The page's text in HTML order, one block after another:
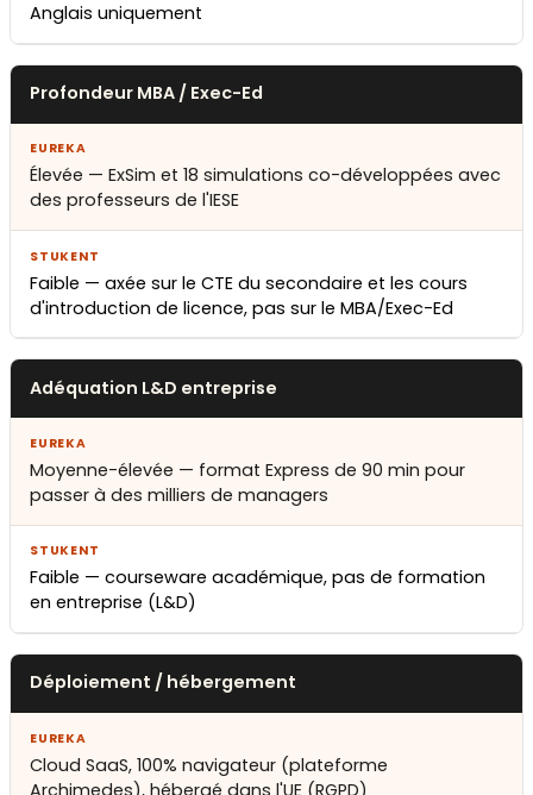
Anglais uniquement
Profondeur MBA / Exec-Ed
Élevée — ExSim et 18 simulations co-développées avec
des professeurs de l'IESE
Faible — axée sur le CTE du secondaire et les cours
d'introduction de licence, pas sur le MBA/Exec-Ed
Adéquation L&D entreprise
Moyenne-élevée — format Express de 90 min pour
passer à des milliers de managers
Faible — courseware académique, pas de formation
en entreprise (L&D)
Déploiement / hébergement
Cloud SaaS, 100% navigateur (plateforme
Archimedes), hébergé dans l'UE (RGPD)